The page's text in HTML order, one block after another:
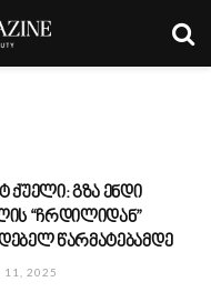
ქუელი: გზა ენდი
“ჩრდილიდან”
წარმატებამდე
11, 2025